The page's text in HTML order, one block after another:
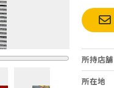
所持店舗
所在地